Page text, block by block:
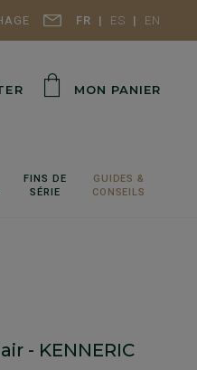
FR ES EN
MON PANIER
FINS DE
SÉRIE
GUIDES &
CONSEILS
- KENNERIC